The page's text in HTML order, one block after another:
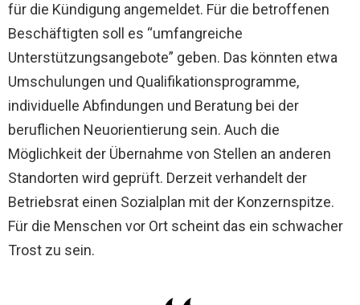
für die Kündigung angemeldet. Für die betroffenen
Beschäftigten soll es “umfangreiche
Unterstützungsangebote” geben. Das könnten etwa
Umschulungen und Qualifikationsprogramme,
individuelle Abfindungen und Beratung bei der
beruflichen Neuorientierung sein. Auch die
Möglichkeit der Übernahme von Stellen an anderen
Standorten wird geprüft. Derzeit verhandelt der
Betriebsrat einen Sozialplan mit der Konzernspitze.
Für die Menschen vor Ort scheint das ein schwacher
Trost zu sein.